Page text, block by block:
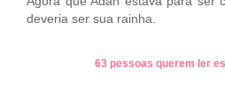
deveria ser sua rainha.
63 pessoas querem ler